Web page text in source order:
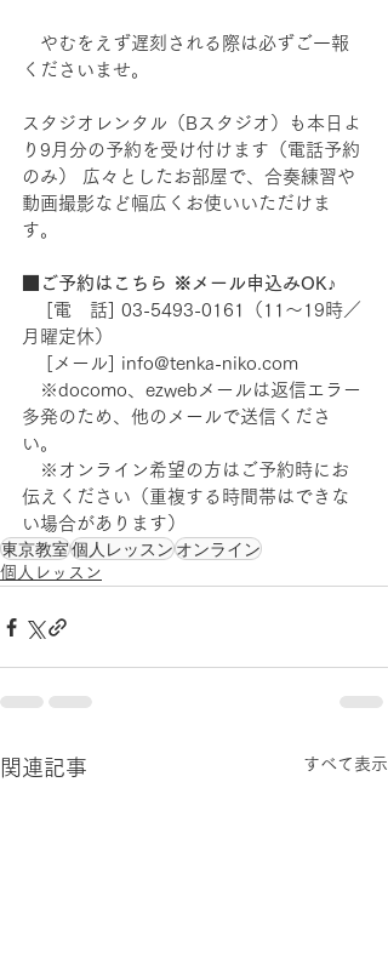
やむをえず遅刻される際は必ずご一報
くださいませ。
スタジオレンタル（Bスタジオ）も本日よ
り9月分の予約を受け付けます（電話予約
のみ） 広々としたお部屋で、合奏練習や
動画撮影など幅広くお使いいただけま
す。
■ご予約はこちら ※メール申込みOK♪
[電　話] 03-5493-0161（11～19時／
月曜定休）
[メール] info@tenka-niko.com
多発のため、他のメールで送信くださ
い。
※オンライン希望の方はご予約時にお
伝えください（重複する時間帯はできな
い場合があります）
東京教室個人レッスンオンライン
個人レッスン
関連記事 すべて表示